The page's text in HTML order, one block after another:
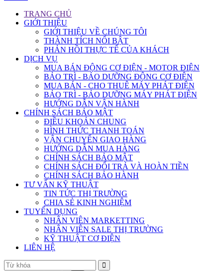
TRANG CHỦ
GIỚI THIỆU
GIỚI THIỆU VỀ CHÚNG TÔI
THÀNH TÍCH NỔI BẬT
PHẢN HỒI THỰC TẾ CỦA KHÁCH
DỊCH VỤ
MUA BÁN ĐỘNG CƠ ĐIỆN - MOTOR ĐIỆN
BẢO TRÌ - BẢO DƯỠNG ĐỘNG CƠ ĐIỆN
MUA BÁN - CHO THUÊ MÁY PHÁT ĐIỆN
BẢO TRÌ - BẢO DƯỠNG MÁY PHÁT ĐIỆN
HƯỚNG DẪN VẬN HÀNH
CHÍNH SÁCH BẢO MẬT
ĐIỀU KHOẢN CHUNG
HÌNH THỨC THANH TOÁN
VẬN CHUYỂN GIAO HÀNG
HƯỚNG DẪN MUA HÀNG
CHÍNH SÁCH BẢO MẬT
CHÍNH SÁCH ĐỔI TRẢ VÀ HOÀN TIỀN
CHÍNH SÁCH BẢO HÀNH
TƯ VẤN KỸ THUẬT
TIN TỨC THỊ TRƯỜNG
CHIA SẺ KINH NGHIỆM
TUYỂN DỤNG
NHÂN VIÊN MARKETTING
NHÂN VIÊN SALE THỊ TRƯỜNG
KỸ THUẬT CƠ ĐIỆN
LIÊN HỆ